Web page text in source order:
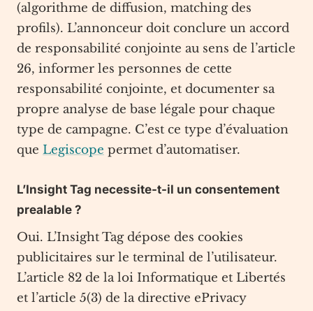
(algorithme de diffusion, matching des
profils). L’annonceur doit conclure un accord
de responsabilité conjointe au sens de l’article
26, informer les personnes de cette
responsabilité conjointe, et documenter sa
propre analyse de base légale pour chaque
type de campagne. C’est ce type d’évaluation
que Legiscope permet d’automatiser.
L’Insight Tag necessite-t-il un consentement
prealable ?
Oui. L’Insight Tag dépose des cookies
publicitaires sur le terminal de l’utilisateur.
L’article 82 de la loi Informatique et Libertés
et l’article 5(3) de la directive ePrivacy